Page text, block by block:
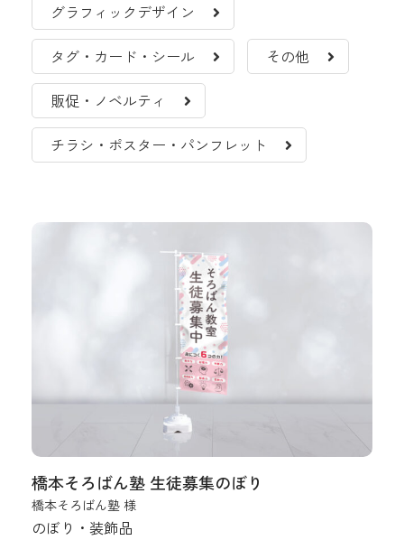
グラフィックデザイン
タグ・カード・シール その他
販促・ノベルティ
チラシ・ポスター・パンフレット
橋本そろばん塾 生徒募集のぼり
橋本そろばん塾 様
のぼり・装飾品